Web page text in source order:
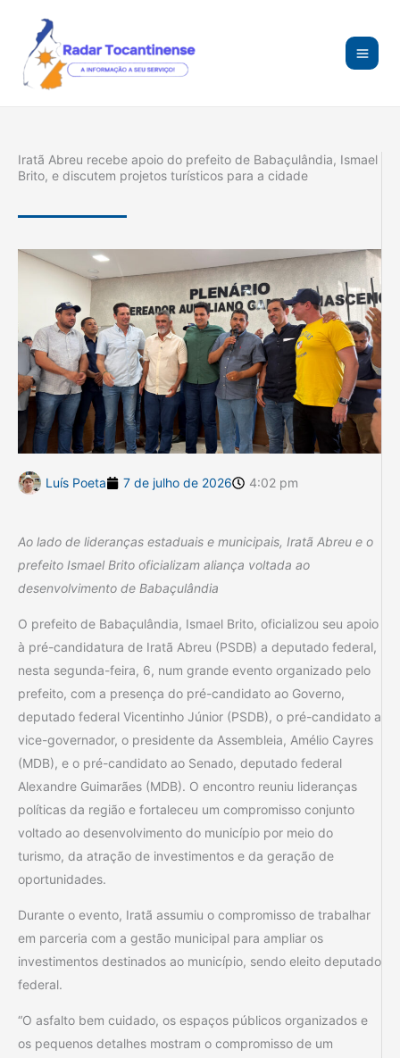
conteúdo
Iratã Abreu recebe apoio do prefeito de Babaçulândia, Ismael
Brito, e discutem projetos turísticos para a cidade
Luís Poeta 7 de julho de 2026 4:02 pm
Ao lado de lideranças estaduais e municipais, Iratã Abreu e o
prefeito Ismael Brito oficializam aliança voltada ao
desenvolvimento de Babaçulândia
O prefeito de Babaçulândia, Ismael Brito, oficializou seu apoio
à pré-candidatura de Iratã Abreu (PSDB) a deputado federal,
nesta segunda-feira, 6, num grande evento organizado pelo
prefeito, com a presença do pré-candidato ao Governo,
deputado federal Vicentinho Júnior (PSDB), o pré-candidato a
vice-governador, o presidente da Assembleia, Amélio Cayres
(MDB), e o pré-candidato ao Senado, deputado federal
Alexandre Guimarães (MDB). O encontro reuniu lideranças
políticas da região e fortaleceu um compromisso conjunto
voltado ao desenvolvimento do município por meio do
turismo, da atração de investimentos e da geração de
oportunidades.
Durante o evento, Iratã assumiu o compromisso de trabalhar
em parceria com a gestão municipal para ampliar os
investimentos destinados ao município, sendo eleito deputado
federal.
“O asfalto bem cuidado, os espaços públicos organizados e
os pequenos detalhes mostram o compromisso de um